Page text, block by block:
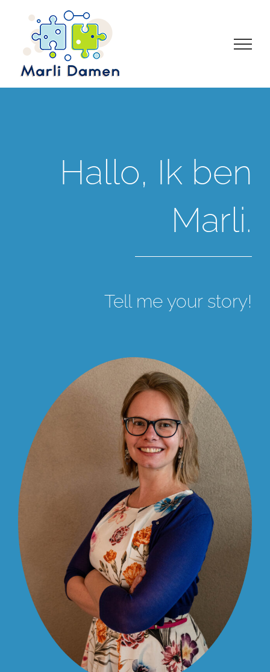
inhoud
Hallo, Ik ben
Marli.
Tell me your story!